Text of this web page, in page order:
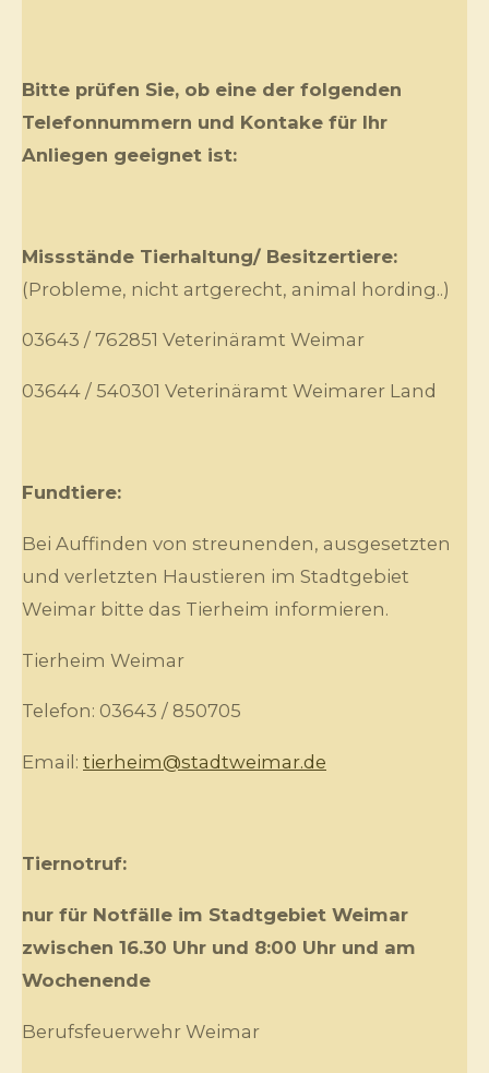
Bitte prüfen Sie, ob eine der folgenden
Telefonnummern und Kontake für Ihr
Anliegen geeignet ist:
Missstände Tierhaltung/ Besitzertiere:
(Probleme, nicht artgerecht, animal hording..)
03643 / 762851 Veterinäramt Weimar
03644 / 540301 Veterinäramt Weimarer Land
Fundtiere:
Bei Auffinden von streunenden, ausgesetzten
und verletzten Haustieren im Stadtgebiet
Weimar bitte das Tierheim informieren.
Tierheim Weimar
Telefon: 03643 / 850705
Email: tierheim@stadtweimar.de
Tiernotruf:
nur für Notfälle im Stadtgebiet Weimar
zwischen 16.30 Uhr und 8:00 Uhr und am
Wochenende
Berufsfeuerwehr Weimar